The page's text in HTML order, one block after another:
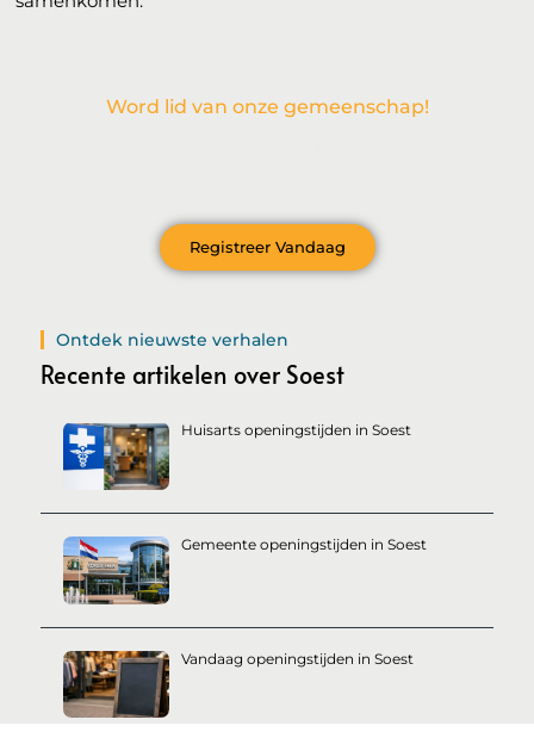
Word lid van onze gemeenschap!
Registreer Vandaag
Ontdek nieuwste verhalen
Recente artikelen over Soest
Huisarts openingstijden in Soest
Gemeente openingstijden in Soest
Vandaag openingstijden in Soest